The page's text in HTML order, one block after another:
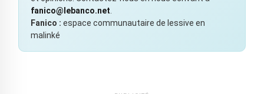
fanico@lebanco.net
Fanico : espace communautaire de lessive en
malinké